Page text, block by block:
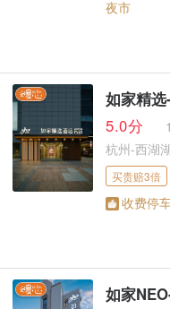
夜市
如家精
5.0分
杭州-西湖
买贵赔3倍
收费停
如家